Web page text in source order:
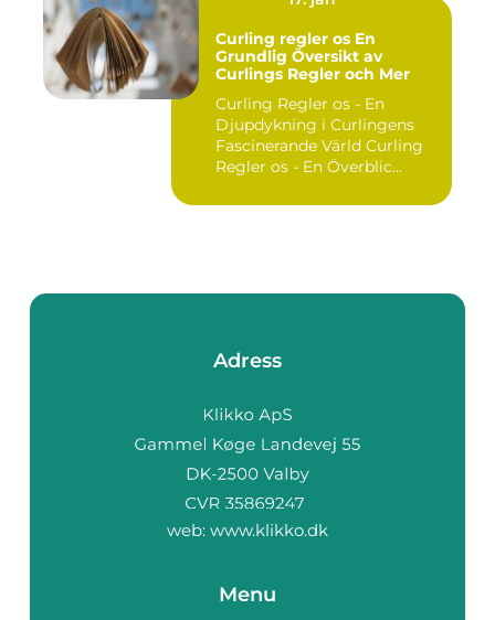
Curling regler os En
Grundlig Översikt av
Curlings Regler och Mer
Curling Regler os - En
Djupdykning i Curlingens
Fascinerande Värld Curling
Regler os - En Överblic...
Adress
web: www.klikko.dk
Menu